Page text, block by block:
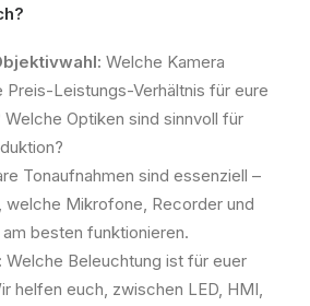
Welche Kamera
Leistungs-Verhältnis für eure
Optiken sind sinnvoll für
Tonaufnahmen sind essenziell –
welche Mikrofone, Recorder und
besten funktionieren.
Welche Beleuchtung ist für euer
helfen euch, zwischen LED, HMI,